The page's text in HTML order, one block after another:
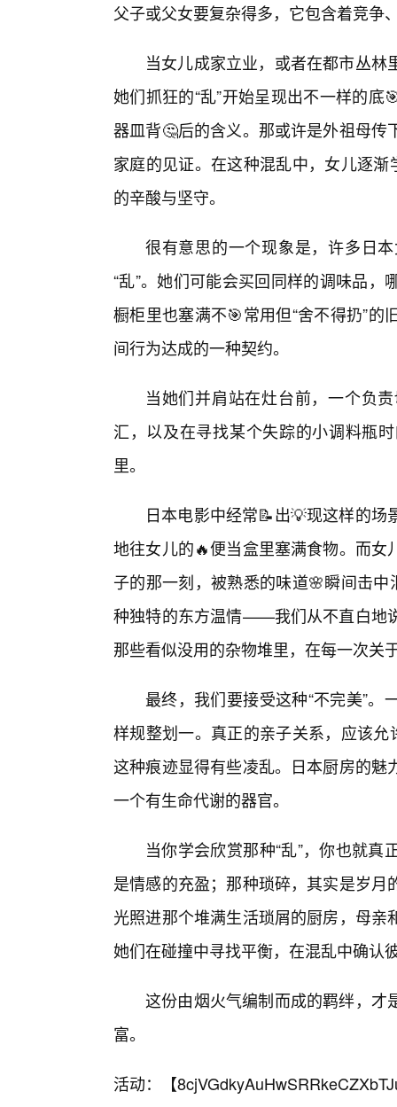
父子或父女要复杂得多，它包含着竞争
当女儿成家立业，或者在都市丛
她们抓狂的“乱”开始呈现出不一样的
器皿背🤔后的含义。那或许是外祖母
家庭的见证。在这种混乱中，女儿逐
的辛酸与坚守。
很有意思的一个现象是，许多日
“乱”。她们可能会买回同样的调味品
橱柜里也塞满不🎯常用但“舍不得扔”
间行为达成的一种契约。
当她们并肩站在灶台前，一个负
汇，以及在寻找某个失踪的小调料瓶
里。
日本电影中经常📝出💡现这样的
地往女儿的🔥便当盒里塞满食物。而
子的那一刻，被熟悉的味道🌸瞬间击
种独特的东方温情——我们从不直白地
那些看似没用的杂物堆里，在每一次关
最终，我们要接受这种“不完美”
样规整划一。真正的亲子关系，应该
这种痕迹显得有些凌乱。日本厨房的
一个有生命代谢的器官。
当你学会欣赏那种“乱”，你也就
是情感的充盈；那种琐碎，其实是岁
光照进那个堆满生活琐屑的厨房，母
她们在碰撞中寻找平衡，在混乱中确认
这份由烟火气编制而成的羁绊，才
富。
活动：【